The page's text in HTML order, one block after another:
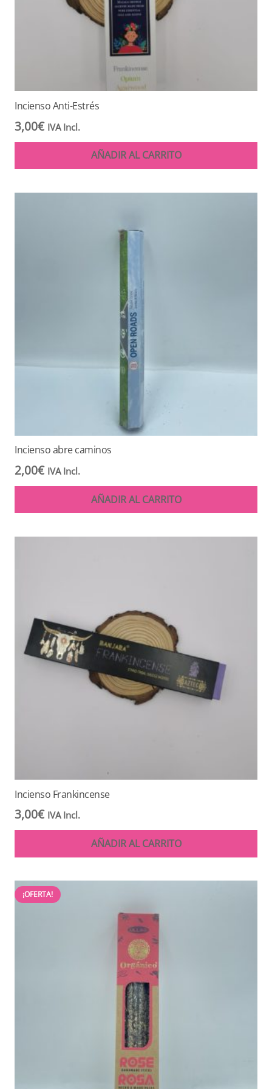
Incienso Anti-Estrés
3,00€ IVA Incl.
AÑADIR AL CARRITO
Incienso abre caminos
2,00€ IVA Incl.
AÑADIR AL CARRITO
Incienso Frankincense
3,00€ IVA Incl.
AÑADIR AL CARRITO
¡OFERTA!